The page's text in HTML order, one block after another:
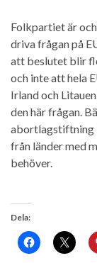
Folkpartiet är
driva frågan på
att beslutet blir
och inte att hela
Irland och
den här frågan.
abortlagstiftning
från länder med
behöver.
Dela: